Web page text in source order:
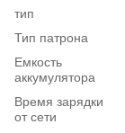
тип
Тип патрона
Емкость
аккумулятора
Время зарядки
от сети